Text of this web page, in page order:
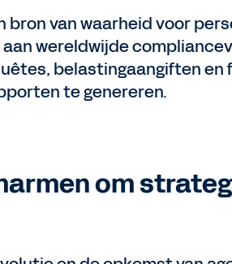
bron van waarheid voor
wereldwijde
belastingaangiften
te genereren.
om